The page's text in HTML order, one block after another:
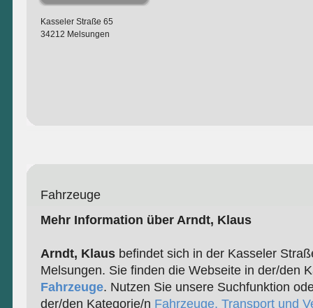
Kasseler Straße 65
34212 Melsungen
Fahrzeuge
Mehr Information über Arndt, Klaus
Arndt, Klausbefindet sich in der Kasseler
Melsungen. Sie finden die Webseite in der/den
Fahrzeuge. Nutzen Sie unsere Suchfunktion
der/den Kategorie/n Fahrzeuge, Transport und